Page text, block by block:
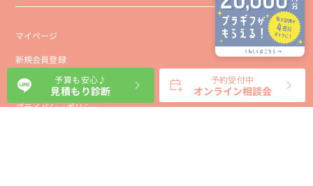
マイページ
新規会員登録
会社概要
プライバシーポリシー
予算も安心♪
見積もり診断
予約受付中
オンライン相談会